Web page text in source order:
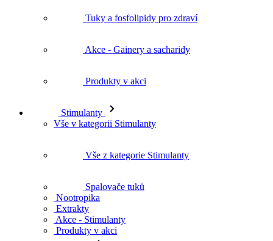
Tuky a fosfolipidy pro zdraví
Akce - Gainery a sacharidy
Produkty v akci
Stimulanty
Vše v kategorii Stimulanty
Vše z kategorie Stimulanty
Spalovače tuků
Nootropika
Extrakty
Akce - Stimulanty
Produkty v akci